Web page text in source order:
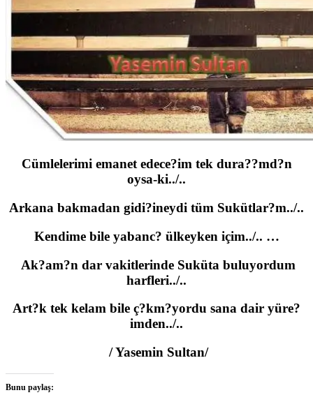
Cümlelerimi emanet edece?im tek dura??md?n
oysa-ki../..
Arkana bakmadan gidi?ineydi tüm Sukütlar?m../..
Kendime bile yabanc? ülkeyken içim../.. …
Ak?am?n dar vakitlerinde Suküta buluyordum
harfleri../..
Art?k tek kelam bile ç?km?yordu sana dair yüre?
imden../..
/ Yasemin Sultan/
Bunu paylaş: